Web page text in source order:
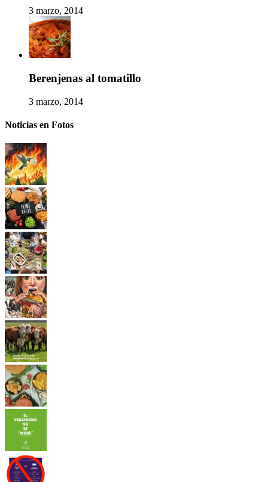
3 marzo, 2014
Berenjenas al tomatillo
3 marzo, 2014
Noticias en Fotos